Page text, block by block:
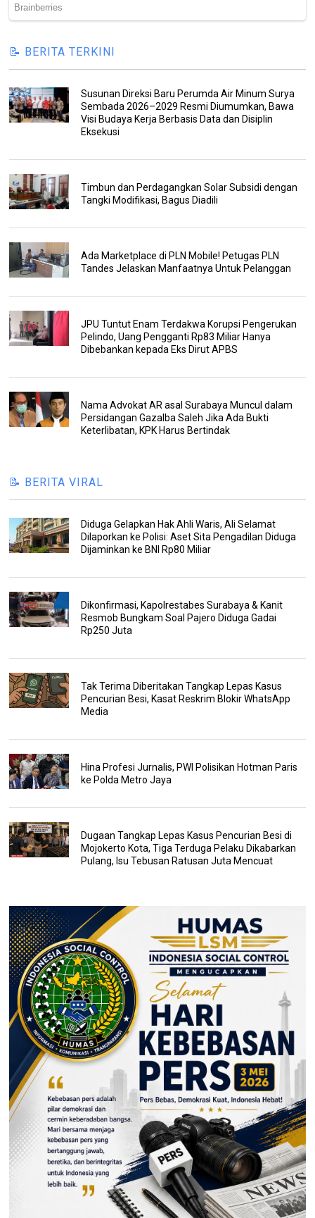
📝 BERITA TERKINI
Susunan Direksi Baru Perumda Air Minum Surya
Sembada 2026–2029 Resmi Diumumkan, Bawa
Visi Budaya Kerja Berbasis Data dan Disiplin
Eksekusi
Timbun dan Perdagangkan Solar Subsidi dengan
Tangki Modifikasi, Bagus Diadili
Ada Marketplace di PLN Mobile! Petugas PLN
Tandes Jelaskan Manfaatnya Untuk Pelanggan
JPU Tuntut Enam Terdakwa Korupsi Pengerukan
Pelindo, Uang Pengganti Rp83 Miliar Hanya
Dibebankan kepada Eks Dirut APBS
Nama Advokat AR asal Surabaya Muncul dalam
Persidangan Gazalba Saleh Jika Ada Bukti
Keterlibatan, KPK Harus Bertindak
📝 BERITA VIRAL
Diduga Gelapkan Hak Ahli Waris, Ali Selamat
Dilaporkan ke Polisi: Aset Sita Pengadilan Diduga
Dijaminkan ke BNI Rp80 Miliar
Dikonfirmasi, Kapolrestabes Surabaya & Kanit
Resmob Bungkam Soal Pajero Diduga Gadai
Rp250 Juta
Tak Terima Diberitakan Tangkap Lepas Kasus
Pencurian Besi, Kasat Reskrim Blokir WhatsApp
Media
Hina Profesi Jurnalis, PWI Polisikan Hotman Paris
ke Polda Metro Jaya
Dugaan Tangkap Lepas Kasus Pencurian Besi di
Mojokerto Kota, Tiga Terduga Pelaku Dikabarkan
Pulang, Isu Tebusan Ratusan Juta Mencuat